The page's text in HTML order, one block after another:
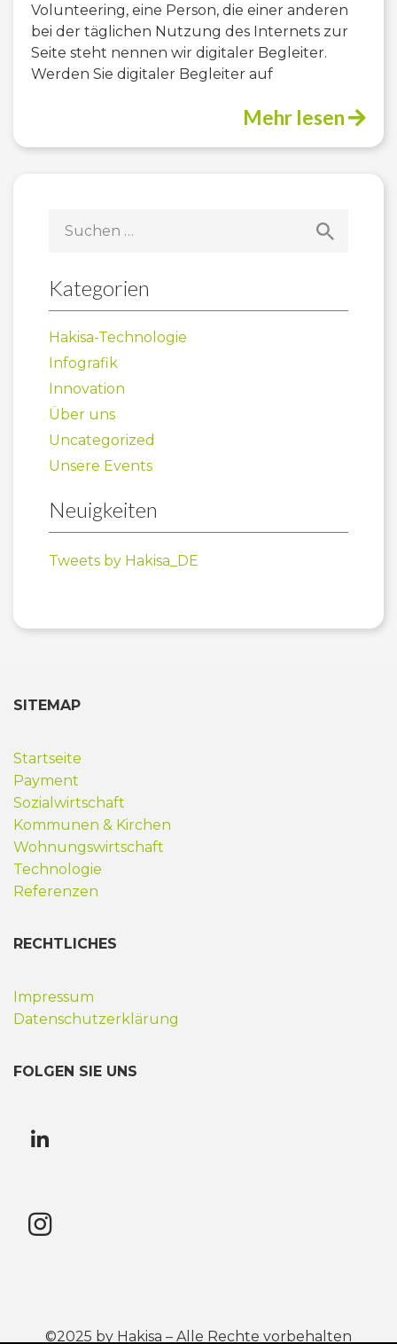
Volunteering, eine Person, die einer anderen
bei der täglichen Nutzung des Internets zur
Seite steht nennen wir digitaler Begleiter.
Werden Sie digitaler Begleiter auf
Mehr lesen
nach:
Kategorien
Hakisa-Technologie
Infografik
Innovation
Über uns
Uncategorized
Unsere Events
Neuigkeiten
Tweets by Hakisa_DE
SITEMAP
Startseite
Payment
Sozialwirtschaft
Kommunen & Kirchen
Wohnungswirtschaft
Technologie
Referenzen
RECHTLICHES
Impressum
Datenschutzerklärung
FOLGEN SIE UNS
©2025 by Hakisa – Alle Rechte vorbehalten